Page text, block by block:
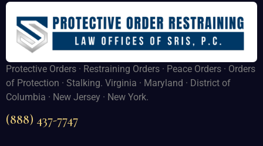
Protective Orders · Restraining Orders · Peace Orders · Orders
of Protection · Stalking. Virginia · Maryland · District of
Columbia · New Jersey · New York.
(888) 437-7747